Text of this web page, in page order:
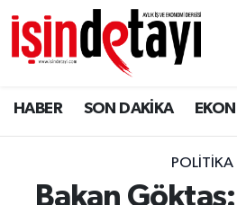
HABER SON DAKİKA
POLİTİKA
Bakan
DÜNYA
Eğitim
Nöbetçi Eczaneler
Hava Durumu
İstanbul Namaz Vakitleri